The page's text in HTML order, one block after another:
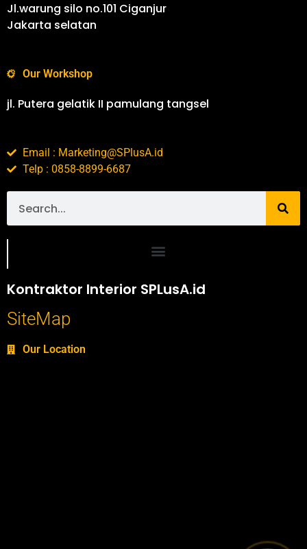
Jl.warung silo no.101 Ciganjur
Jakarta selatan
Our Workshop
jl. Putera gelatik II pamulang tangsel
Email : Marketing@SPlusA.id
Telp : 0858-8899-6687
Kontraktor Interior SPLusA.id
SiteMap
Our Location